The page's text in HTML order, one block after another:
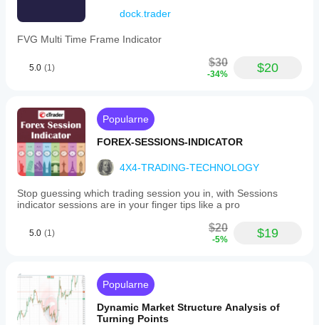
dock.trader
FVG Multi Time Frame Indicator
5.0 (1) $30
-34% $20
Popularne
FOREX-SESSIONS-INDICATOR
4X4-TRADING-TECHNOLOGY
Stop guessing which trading session you in, with Sessions
indicator sessions are in your finger tips like a pro
5.0 (1) $20
-5% $19
Popularne
Dynamic Market Structure Analysis of
Turning Points